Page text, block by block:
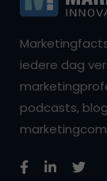
iedere dag
podcasts,